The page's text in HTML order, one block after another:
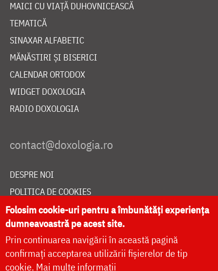
MAICI CU VIAȚĂ DUHOVNICEASCĂ
TEMATICĂ
SINAXAR ALFABETIC
MĂNĂSTIRI ȘI BISERICI
CALENDAR ORTODOX
WIDGET DOXOLOGIA
RADIO DOXOLOGIA
DESPRE NOI
POLITICA DE COOKIES
DONEAZĂ ONLINE PENTRU CATEDRALA NAȚIONALĂ
LIVE
Folosim cookie-uri pentru a îmbunătăți experiența
dumneavoastră pe acest site.
Prin continuarea navigării în această pagină
confirmați acceptarea utilizării fișierelor de tip
cookie. Mai multe informații